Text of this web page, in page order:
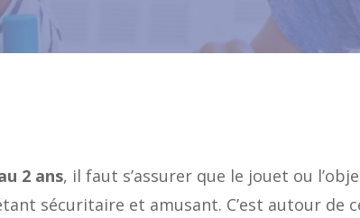
2 ans, il faut s’assurer que le jouet ou
sécuritaire et amusant. C’est autour de